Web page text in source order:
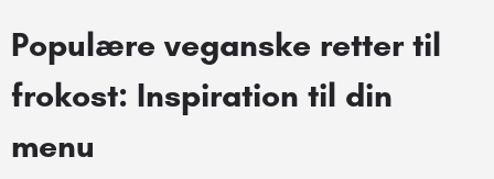
Populære veganske retter til
frokost: Inspiration til din
menu